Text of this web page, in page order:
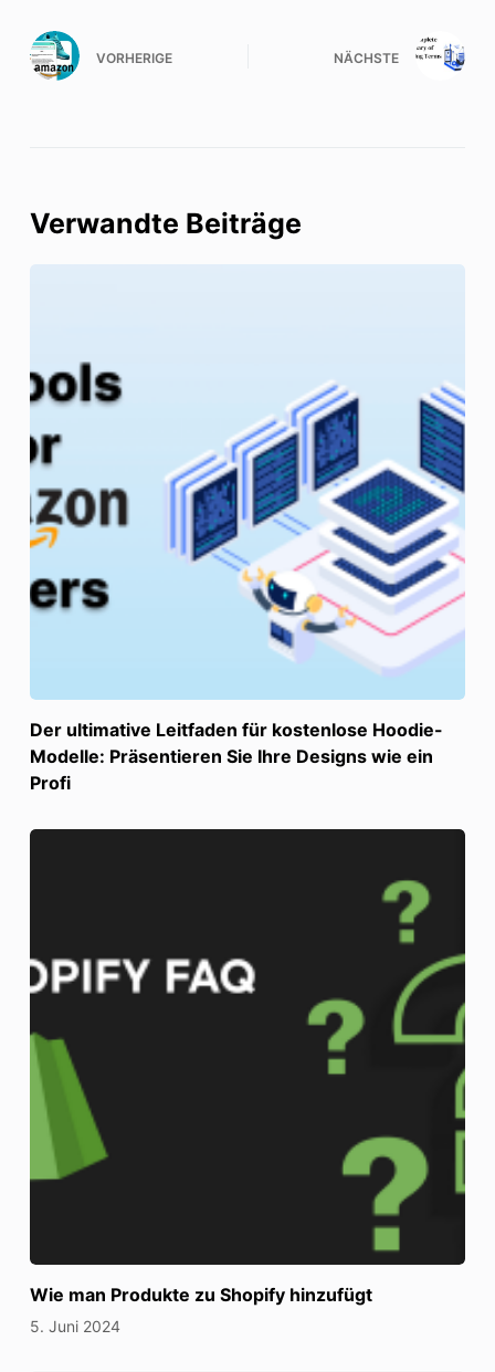
VORHERIGE NÄCHSTE
Verwandte Beiträge
Der ultimative Leitfaden für kostenlose Hoodie-
Modelle: Präsentieren Sie Ihre Designs wie ein
Profi
Wie man Produkte zu Shopify hinzufügt
5. Juni 2024